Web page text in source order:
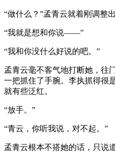
“做什么？”孟青云就着刚调整
“我就是想和你说——”
“我和你没什么好说的吧。”
孟青云毫不客气地打断她，往
一把抓住了手腕。李执抓得很
就有些泛红。
“放手。”
“青云，你听我说，对不起。”
孟青云根本不搭她的话，只说